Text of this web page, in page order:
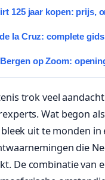
125 jaar kopen: prijs,
la Cruz: complete
op Zoom:
trok veel
Wat begon
uit te monden in
die
De combinatie van